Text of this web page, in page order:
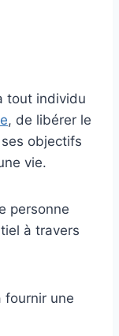
tout individu
, de libérer le
objectifs
vie.
personne
à travers
fournir une